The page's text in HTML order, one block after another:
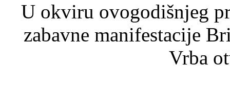
U okviru ovogodišnjeg
zabavne manifestacije
Vrba